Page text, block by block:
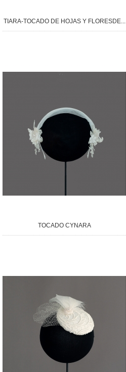
TIARA-TOCADO DE HOJAS Y FLORESDE...
TOCADO CYNARA